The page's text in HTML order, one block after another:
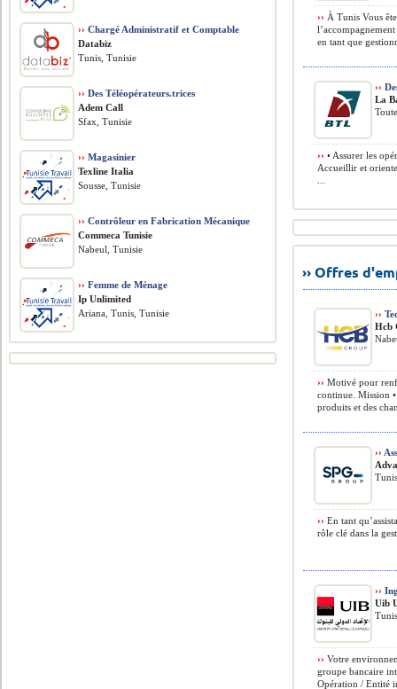
›› À Tunis Vous
en tant que
››
La
›› • Assurer les
Accueillir et
›› Offres
››
Hcb
›› Motivé pour
continue. Mission
produits et des
››
›› En tant
rôle clé dans la
››
Uib
›› Votre
groupe bancaire
Opération / Entité
›› Chargé Administratif et Comptable
Databiz
Tunis, Tunisie
›› Des Téléopérateurs.trices
Adem Call
Sfax, Tunisie
›› Magasinier
Texline Italia
Sousse, Tunisie
›› Contrôleur en Fabrication Mécanique
Commeca Tunisie
Nabeul, Tunisie
›› Femme de Ménage
Ip Unlimited
Ariana, Tunis, Tunisie